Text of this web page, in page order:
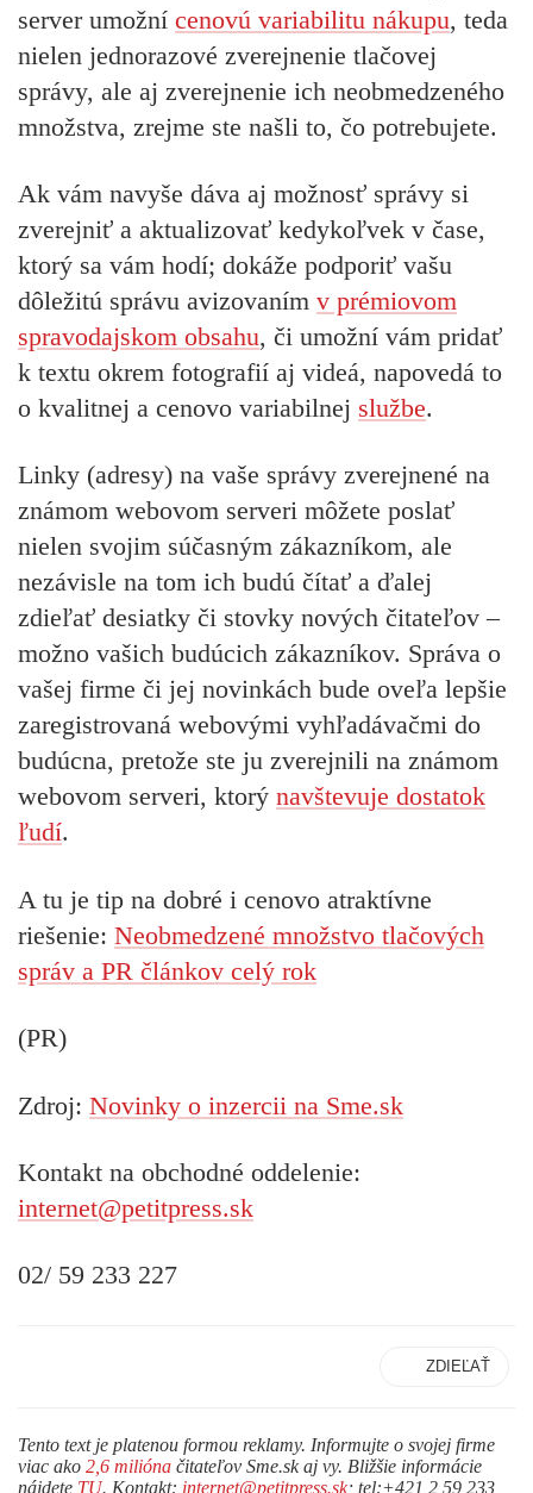
serverumožní cenovú variabilitu nákupu, teda
nielen jednorazové zverejnenie tlačovej
správy, ale aj zverejnenie ich neobmedzeného
množstva, zrejme ste našli to, čo potrebujete.
Ak vám navyše dáva aj možnosť správy si
zverejniť a aktualizovať kedykoľvek v čase,
ktorý sa vám hodí; dokáže podporiť vašu
dôležitú správu avizovaním v prémiovom
spravodajskom obsahu, či umožní vám pridať
k textu okrem fotografií aj videá, napovedá to
o kvalitnej a cenovo variabilnej službe.
Linky (adresy) na vaše správy zverejnené na
známom webovom serveri môžete poslať
nielen svojim súčasným zákazníkom, ale
nezávisle na tom ich budú čítať a ďalej
zdieľať desiatky či stovky nových čitateľov –
možno vašich budúcich zákazníkov. Správa o
vašej firme či jej novinkách bude oveľa lepšie
zaregistrovaná webovými vyhľadávačmi do
budúcna, pretože ste ju zverejnili na známom
webovom serveri, ktorý navštevuje dostatok
ľudí.
A tu je tip na dobré i cenovo atraktívne
riešenie: Neobmedzené množstvo tlačových
správ a PR článkov celý rok
(PR)
Zdroj: Novinky o inzercii na Sme.sk
Kontakt na obchodné oddelenie:
internet@petitpress.sk
02/ 59 233 227
ZDIEĽAŤ
Tento text je platenou formou reklamy. Informujte o svojej firme
viac ako 2,6 milióna čitateľov Sme.sk aj vy. Bližšie informácie
nájdete TU. Kontakt: internet@petitpress.sk; tel:+421 2 59 233